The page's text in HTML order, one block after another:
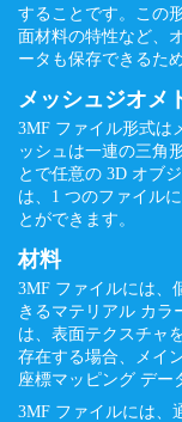
することです。この
面材料の特性など、
ータも保存できるた
メッシュジオメ
3MF ファイル形式は
ッシュは一連の三角
とで任意の 3D オブ
は、1 つのファイル
とができます。
材料
3MF ファイルには、
きるマテリアル カラ
は、表面テクスチャ
存在する場合、メイ
座標マッピング デー
3MF ファイルには、